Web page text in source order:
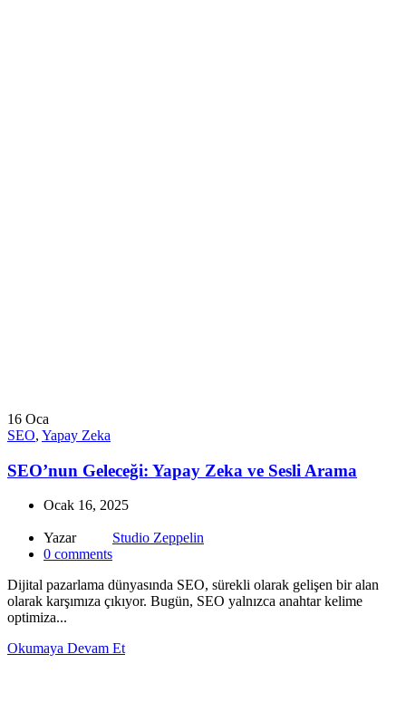
16 Oca
SEO, Yapay Zeka
SEO’nun Geleceği: Yapay Zeka ve Sesli Arama
Ocak 16, 2025
Yazar
Studio Zeppelin
0 comments
Dijital pazarlama dünyasında SEO, sürekli olarak gelişen bir alan
olarak karşımıza çıkıyor. Bugün, SEO yalnızca anahtar kelime
optimiza...
Okumaya Devam Et